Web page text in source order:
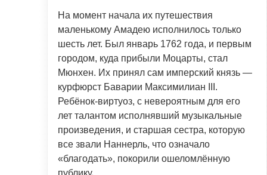
На момент начала их путешествия
маленькому Амадею исполнилось только
шесть лет. Был январь 1762 года, и первым
городом, куда прибыли Моцарты, стал
Мюнхен. Их принял сам имперский князь —
курфюрст Баварии Максимилиан III.
Ребёнок-виртуоз, с невероятным для его
лет талантом исполнявший музыкальные
произведения, и старшая сестра, которую
все звали Наннерль, что означало
«благодать», покорили ошеломлённую